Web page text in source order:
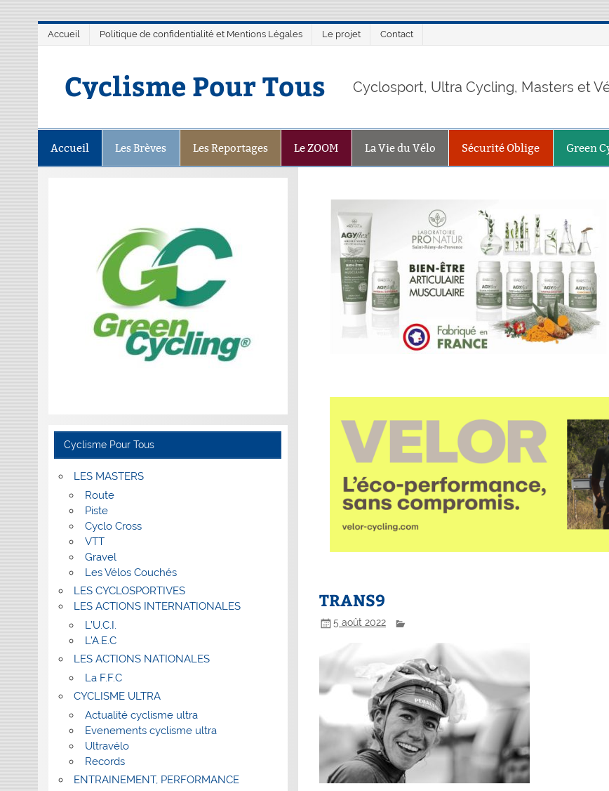
Accueil Politique de confidentialité et Mentions Légales Le projet Contact
Cyclisme Pour Tous Cyclosport, Ultra Cycling, Masters et
Accueil Les Brèves Les Reportages Le ZOOM La Vie du Vélo Sécurité Oblige Green
TRANS9
5 août 2022
Cyclisme Pour Tous
LES MASTERS
Route
Piste
Cyclo Cross
VTT
Gravel
Les Vélos Couchés
LES CYCLOSPORTIVES
LES ACTIONS INTERNATIONALES
L’U.C.I.
L’A.E.C
LES ACTIONS NATIONALES
La F.F.C
CYCLISME ULTRA
Actualité cyclisme ultra
Evenements cyclisme ultra
Ultravélo
Records
ENTRAINEMENT, PERFORMANCE